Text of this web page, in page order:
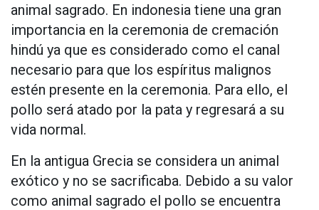
animal sagrado. En indonesia tiene una gran
importancia en la ceremonia de cremación
hindú ya que es considerado como el canal
necesario para que los espíritus malignos
estén presente en la ceremonia. Para ello, el
pollo será atado por la pata y regresará a su
vida normal.
En la antigua Grecia se considera un animal
exótico y no se sacrificaba. Debido a su valor
como animal sagrado el pollo se encuentra